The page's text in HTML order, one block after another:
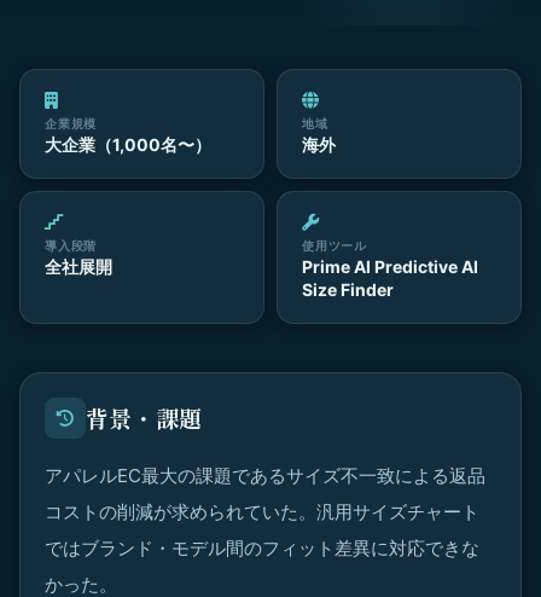
企業規模
大企業（1,000名〜）
地域
海外
導入段階
全社展開
使用ツール
Prime AI Predictive AI
Size Finder
背景・課題
アパレルEC最大の課題であるサイズ不一致による返品
コストの削減が求められていた。汎用サイズチャート
ではブランド・モデル間のフィット差異に対応できな
かった。